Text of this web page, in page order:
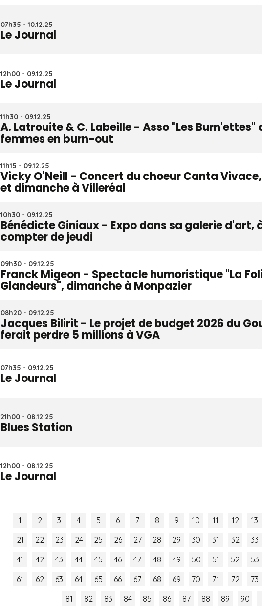
07h35 - 10.12.25
Le Journal
12h00 - 09.12.25
Le Journal
11h30 - 09.12.25
A. Latrouite & C. Labeille - Asso "Les Burn'ettes"
femmes en burn-out
11h15 - 09.12.25
Vicky O'Neill - Concert du choeur Canta
et dimanche à Villeréal
10h30 - 09.12.25
Bénédicte Giniaux - Expo dans sa galerie d'art,
compter de jeudi
09h30 - 09.12.25
Franck Migeon - Spectacle humoristique "La
Glandeurs", dimanche à Monpazier
08h20 - 09.12.25
Jacques Bilirit - Le projet de budget 2026 du
ferait perdre 5 millions à VGA
07h35 - 09.12.25
Le Journal
21h00 - 08.12.25
Blues Station
12h00 - 08.12.25
Le Journal
1 2 3 4 5 6 7 8 9 10 11 12 13
21
22 23 24 25 26 27 28 29 30 31 32 33
41
42 43 44 45 46 47 48 49 50 51 52 53
61
62 63 64 65 66 67 68 69 70 71 72 73
81
82 83 84 85 86 87 88 89 90